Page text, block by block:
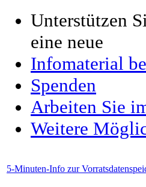
Unterstützen
eine neue
Infomaterial
Spenden
Arbeiten Sie
Weitere
5-Minuten-Info zur